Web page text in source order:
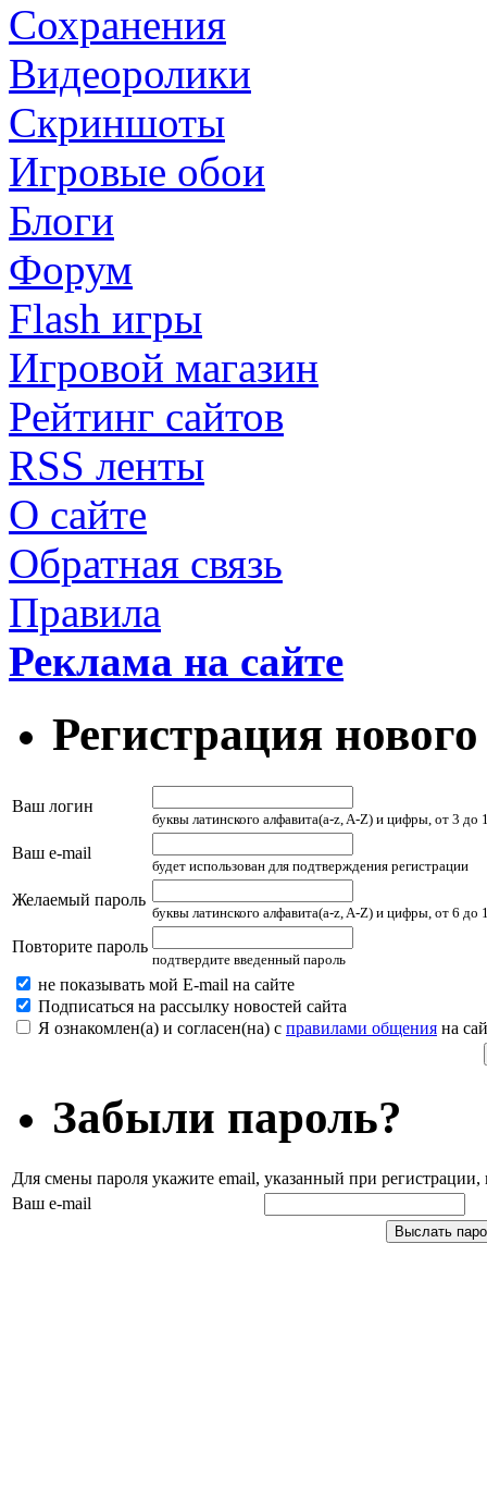
Сохранения
Видеоролики
Скриншоты
Игровые обои
Блоги
Форум
Flash игры
Игровой магазин
Рейтинг сайтов
RSS ленты
О сайте
Обратная связь
Правила
Реклама на сайте
Регистрация
Ваш логин
буквы латинского алфавита(a-z, A-Z) и цифры, от 3 до
Ваш e-mail
будет использован для подтверждения регистрации
Желаемый пароль
буквы латинского алфавита(a-z, A-Z) и цифры, от 6 до
Повторите пароль
подтвердите введенный пароль
не показывать мой E-mail на сайте
Подписаться на рассылку новостей сайта
Я ознакомлен(а) и согласен(на) с правилами общения на
Забыли пароль?
Для смены пароля укажите email, указанный при
Ваш e-mail